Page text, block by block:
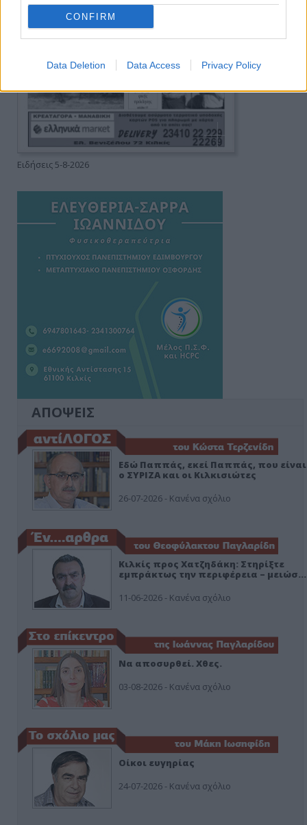
CONFIRM
Data Deletion Data Access Privacy Policy
Ειδήσεις 5-8-2026
ΑΠΟΨΕΙΣ
Εδώ Παππάς, εκεί Παππάς, που είναι
ο ΣΥΡΙΖΑ και οι Κιλκισιώτες
26-07-2026 - Κανένα σχόλιο
Κιλκίς προς Χατζηδάκη: Στηρίξτε
εμπράκτως την περιφέρεια – μειώσ…
11-06-2026 - Κανένα σχόλιο
Να αποσυρθεί. Χθες.
03-08-2026 - Κανένα σχόλιο
Οίκοι ευγηρίας
24-07-2026 - Κανένα σχόλιο